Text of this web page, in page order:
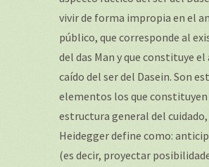
vivir de forma impropia en el
público, que corresponde al
del das Man y que constituye
caído del ser del Dasein. Son
elementos los que constituyen
estructura general del cuidado,
Heidegger define como:
(es decir, proyectar